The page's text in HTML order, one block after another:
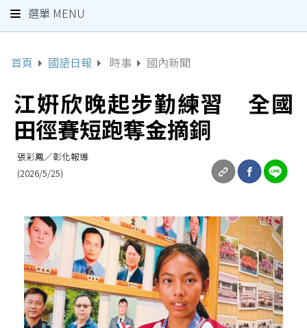
選單 MENU
首頁 國語日報 時事 國內新聞
江姸欣晚起步勤練習 全國
田徑賽短跑奪金摘銅
張彩鳳／彰化報導
(2026/5/25)